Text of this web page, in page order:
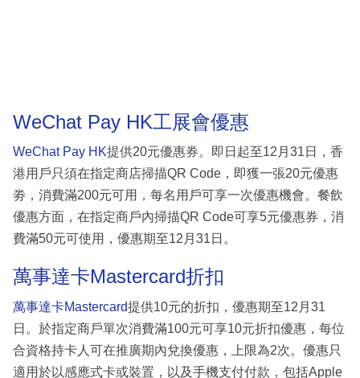
WeChat Pay HK工展會優惠
WeChat Pay HK提供20元優惠券。即日起至12月31日，香
港用戶只須在指定商店掃描QR Code，即獲一張20元優惠
劵，消費滿200元可用，每名用戶可享一次優惠機會。餐飲
優惠方面，在指定商戶內掃描QR Code可享5元優惠券，消
費滿50元可使用，優惠期至12月31日。
萬事達卡Mastercard折扣
萬事達卡Mastercard提供10元的折扣，優惠期至12月31
日。於指定商戶單次消費滿100元可享10元折扣優惠，每位
合資格持卡人可在推廣期內兌換優惠，上限為2次。優惠只
適用於以感應式卡或裝置，以及手機支付付款，包括Apple